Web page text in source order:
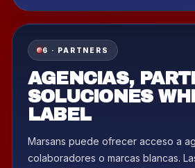
6 · PARTNERS
AGENCIAS,
SOLUCIONES
LABEL
Marsans puede ofrecer acceso a
colaboradores o marcas blancas.